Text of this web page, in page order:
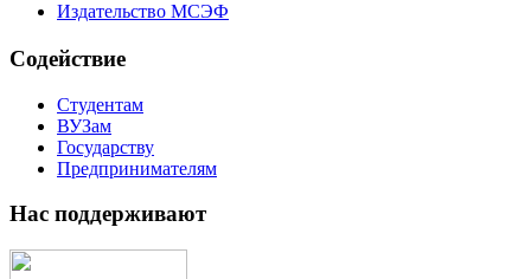
Издательство МСЭФ
Содействие
Студентам
ВУЗам
Государству
Предпринимателям
Нас поддерживают